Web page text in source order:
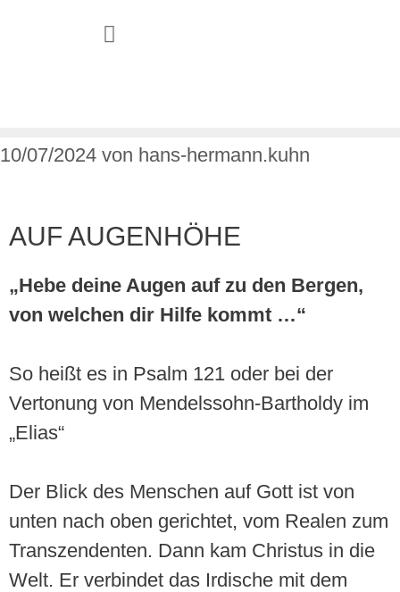
10/07/2024 von hans-hermann.kuhn
AUF AUGENHÖHE
„Hebe deine Augen auf zu den Bergen,
von welchen dir Hilfe kommt …“
So heißt es in Psalm 121 oder bei der
Vertonung von Mendelssohn-Bartholdy im
„Elias“
Der Blick des Menschen auf Gott ist von
unten nach oben gerichtet, vom Realen zum
Transzendenten. Dann kam Christus in die
Welt. Er verbindet das Irdische mit dem